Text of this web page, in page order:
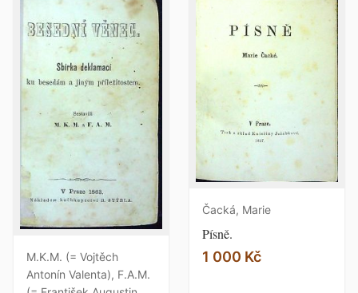
M.K.M. (= Vojtěch
Antonín Valenta), F.A.M.
Čacká, Marie
Písně.
1 000 Kč